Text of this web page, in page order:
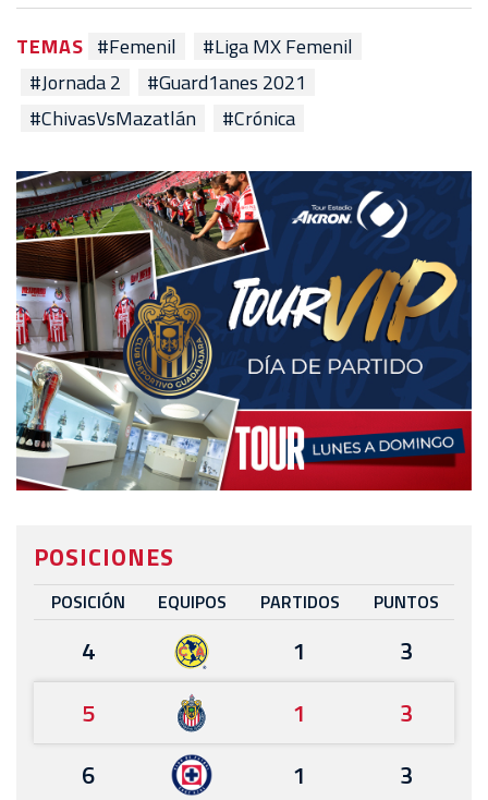
TEMAS #Femenil
#Liga MX Femenil
#Jornada 2
#Guard1anes 2021
#ChivasVsMazatlán
#Crónica
POSICIONES
POSICIÓN EQUIPOS PARTIDOS PUNTOS
4 1
3
5
1
3
6
1
3